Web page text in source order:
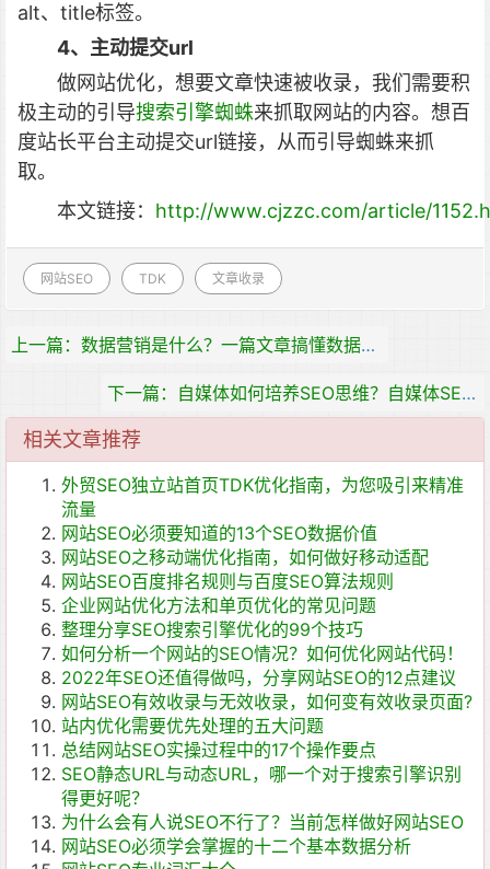
alt、title标签。
4、主动提交url
做网站优化，想要文章快速被收录，我们需要积
极主动的引导搜索引擎蜘蛛来抓取网站的内容。想百
度站长平台主动提交url链接，从而引导蜘蛛来抓
取。
本文链接： http://www.cjzzc.com/article/
网站SEO TDK 文章收录
上一篇：数据营销是什么？一篇文章搞懂数据营销
下一篇：自媒体如何培养SEO思维？自媒体SEO思维到底是什么？
相关文章推荐
外贸SEO独立站首页TDK优化指南，为您吸引来精准
流量
网站SEO必须要知道的13个SEO数据价值
网站SEO之移动端优化指南，如何做好移动适配
网站SEO百度排名规则与百度SEO算法规则
企业网站优化方法和单页优化的常见问题
整理分享SEO搜索引擎优化的99个技巧
如何分析一个网站的SEO情况？如何优化网站代码！
2022年SEO还值得做吗，分享网站SEO的12点建议
网站SEO有效收录与无效收录，如何变有效收录页面?
站内优化需要优先处理的五大问题
总结网站SEO实操过程中的17个操作要点
SEO静态URL与动态URL，哪一个对于搜索引擎识别
得更好呢？
为什么会有人说SEO不行了？当前怎样做好网站SEO
网站SEO必须学会掌握的十二个基本数据分析